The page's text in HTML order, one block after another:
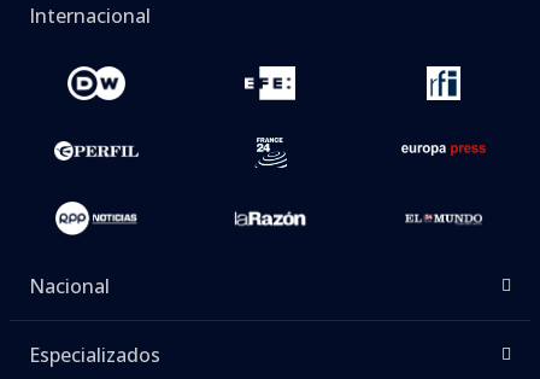
Internacional
Nacional
Especializados